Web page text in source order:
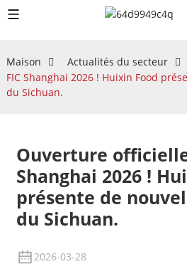
Maison Actualités du secteur
FIC Shanghai 2026 ! Huixin Food
du Sichuan.
Ouverture
Shanghai 2026 !
présente de
du Sichuan.
2026-03-28